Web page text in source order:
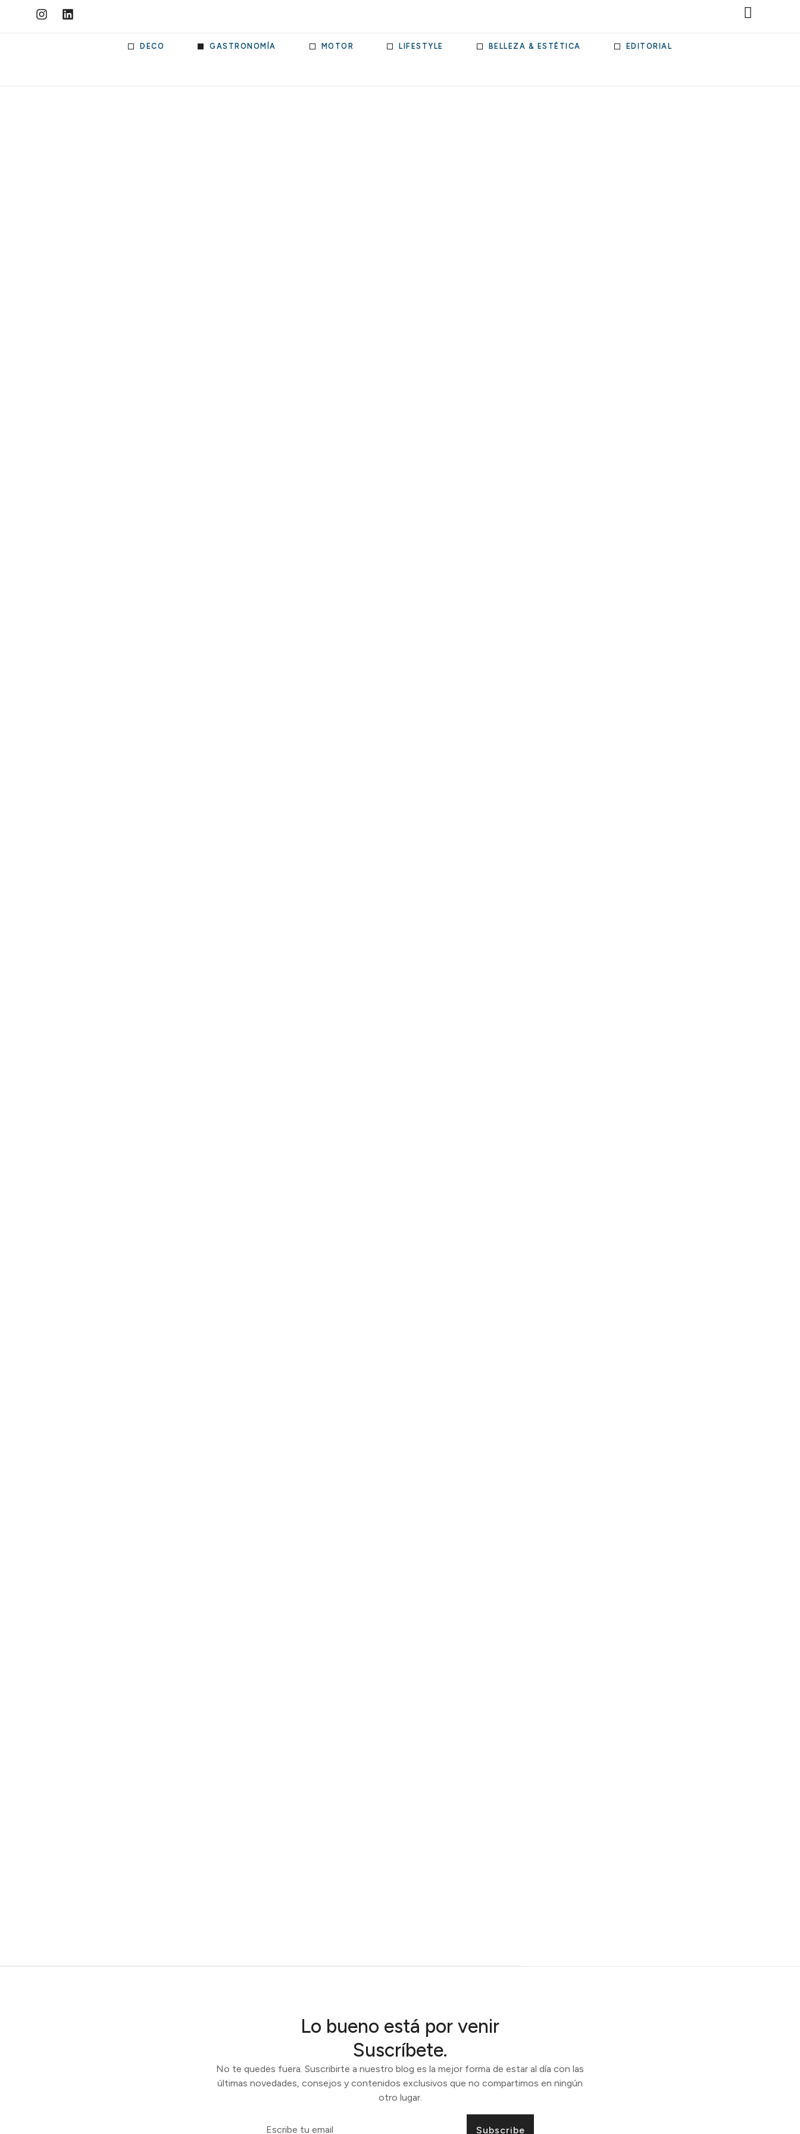
DECO GASTRONOMÍA MOTOR LIFESTYLE BELLEZA & ESTÉTICA EDITORIAL
Lo bueno está por venir
Suscríbete.
No te quedes fuera. Suscribirte a nuestro blog es la mejor forma de estar al día con las
últimas novedades, consejos y contenidos exclusivos que no compartimos en ningún
otro lugar.
Subscribe